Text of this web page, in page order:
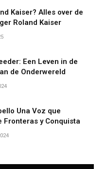
Kaiser? Alles over de
Roland Kaiser
Een Leven in de
de Onderwereld
Una Voz que
Fronteras y Conquista